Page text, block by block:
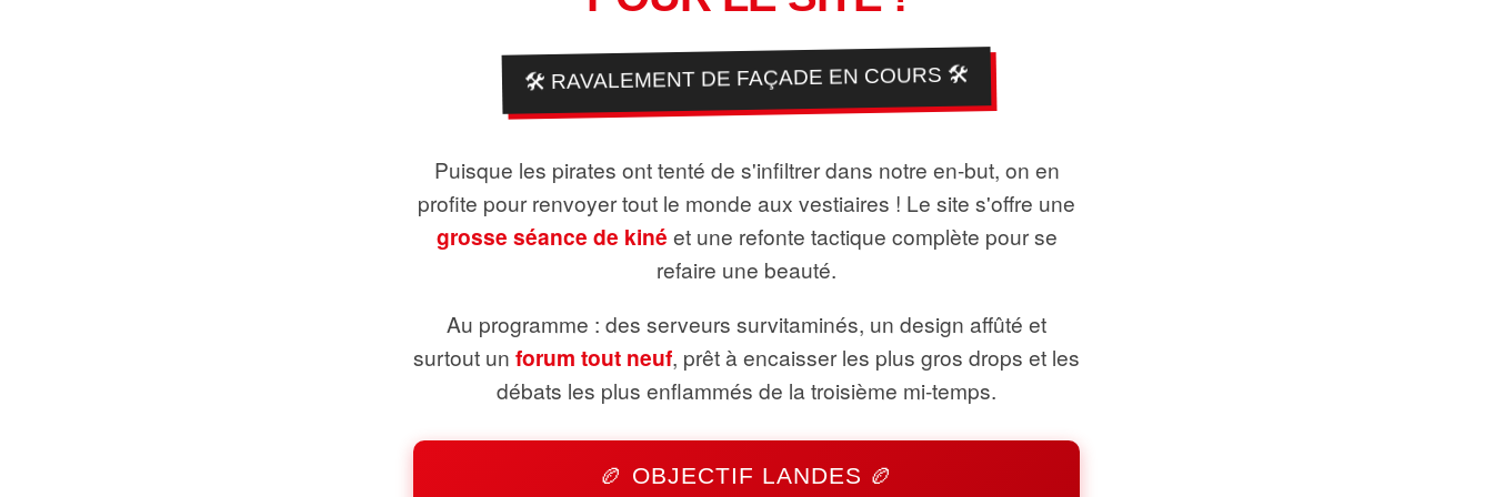
🛠️ RAVALEMENT DE FAÇADE EN COURS 🛠️
Puisque les pirates ont tenté de s'infiltrer dans notre en-but, on en
profite pour renvoyer tout le monde aux vestiaires ! Le site s'offre une
grosse séance de kiné et une refonte tactique complète pour se
refaire une beauté.
Au programme : des serveurs survitaminés, un design affûté et
surtout un forum tout neuf, prêt à encaisser les plus gros drops et les
débats les plus enflammés de la troisième mi-temps.
🏉 OBJECTIF LANDES 🏉